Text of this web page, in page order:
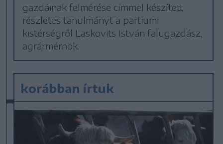
gazdáinak felmérése címmel készített
részletes tanulmányt a partiumi
kistérségről Laskovits István falugazdász,
agrármérnök.
korábban írtuk